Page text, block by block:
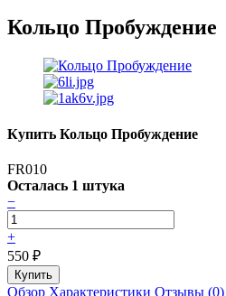
Кольцо Пробуждение
Купить Кольцо Пробуждение
FR010
Осталась 1 штука
−
+
550 ₽
Обзор Характеристики Отзывы (0)